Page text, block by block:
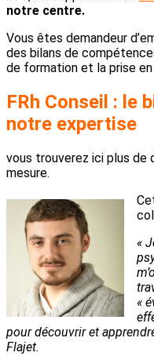
notre centre.
Vous êtes demandeur
des bilans de
de formation et la prise
FRh Conseil : le
notre expertise
vous trouverez ici plus de
mesure.
«
«
pour découvrir et
Flajet.